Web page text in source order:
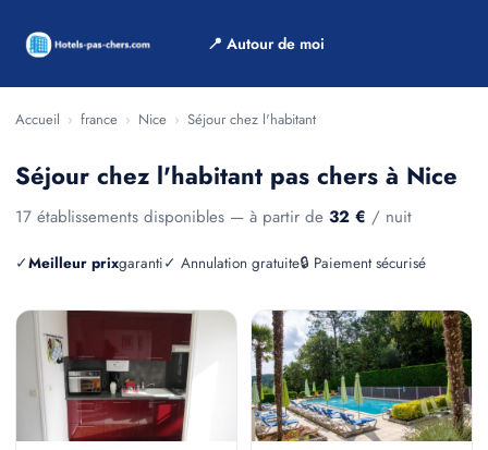
📍 Autour de moi
Accueil › france › Nice › Séjour chez l'habitant
Séjour chez l'habitant pas chers à Nice
17 établissements disponibles — à partir de 32 € / nuit
✓Meilleur prixgaranti✓ Annulation gratuite🔒 Paiement sécurisé